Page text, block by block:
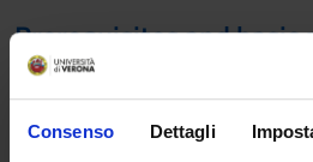
Consenso Dettagli
Prerequisites and basic
Familiarity with historical studies.
Program